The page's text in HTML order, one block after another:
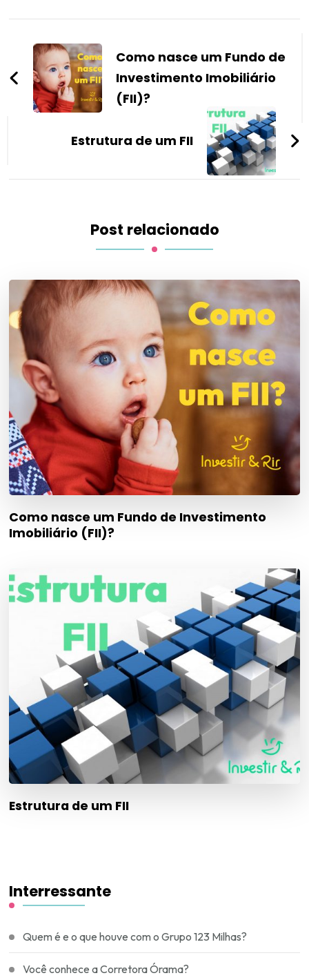
de
post
Como nasce um Fundo de
Investimento Imobiliário
(FII)?
Estrutura de um FII
Post relacionado
Como nasce um Fundo de Investimento
Imobiliário (FII)?
Estrutura de um FII
Interressante
Quem é e o que houve com o Grupo 123 Milhas?
Você conhece a Corretora Órama?